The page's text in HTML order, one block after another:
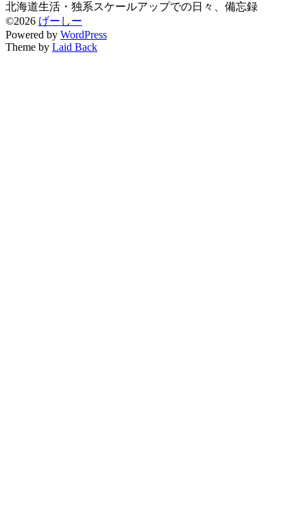
北海道生活・独系スケールアップでの日々、備忘録
©2026 げーしー
Powered by WordPress
Theme by Laid Back